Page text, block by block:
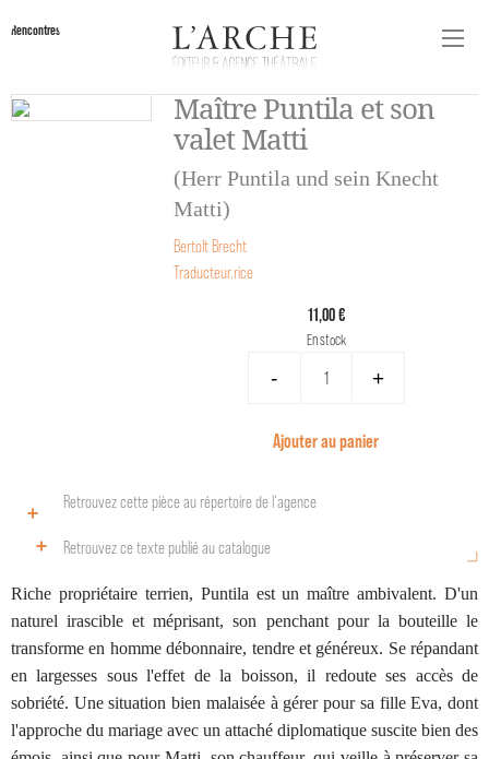
Rencontres
Maître Puntila et son
valet Matti
(Herr Puntila und sein Knecht
Matti)
Bertolt Brecht
Traducteur.rice
11,00 €
En stock
- +
Ajouter au panier
Retrouvez cette pièce au répertoire de l‘agence
Retrouvez ce texte publié au catalogue
Riche propriétaire terrien, Puntila est un maître ambivalent. D'un
naturel irascible et méprisant, son penchant pour la bouteille le
transforme en homme débonnaire, tendre et généreux. Se répandant
en largesses sous l'effet de la boisson, il redoute ses accès de
sobriété. Une situation bien malaisée à gérer pour sa fille Eva, dont
l'approche du mariage avec un attaché diplomatique suscite bien des